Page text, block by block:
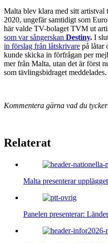
Malta blev klara med sitt
2020, ungefär samtidigt som
här valde TV-bolaget TVM ut
som var sångerskan Destiny. I
in förslag från låtskrivare på låtar
kunde skicka in förfrågan per
mer från Malta, utan det är först
som tävlingsbidraget meddelades.
Kommentera gärna vad du
Relaterat
Malta presenterar
Panelen presenterar: